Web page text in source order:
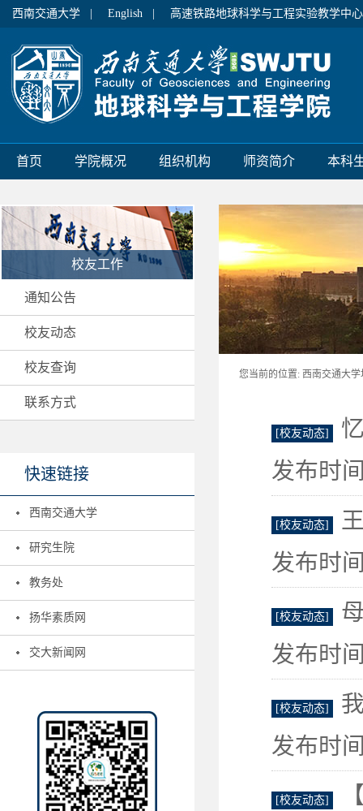
西南交通大学 | English | 高速铁路地球科学与工程实验教学中
首页 学院概况 组织机构 师资简介 本科
校友工作
通知公告
校友动态
校友查询
联系方式
快速链接
西南交通大学
研究生院
教务处
扬华素质网
交大新闻网
您当前的位置: 西南交通大
[校友动态]
发布时
[校友动态]
发布时
[校友动态]
发布时
[校友动态]
发布时
[校友动态]